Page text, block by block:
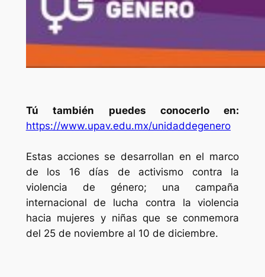
Tú también puedes conocerlo en:
https://www.upav.edu.mx/unidaddegenero
Estas acciones se desarrollan en el marco
de los 16 días de activismo contra la
violencia de género; una campaña
internacional de lucha contra la violencia
hacia mujeres y niñas que se conmemora
del 25 de noviembre al 10 de diciembre.